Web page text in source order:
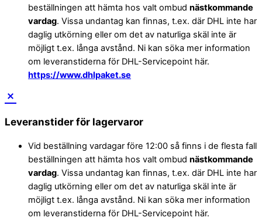
beställningen att hämta hos valt ombud nästkommande
vardag. Vissa undantag kan finnas, t.ex. där DHL inte har
daglig utkörning eller om det av naturliga skäl inte är
möjligt t.ex. långa avstånd. Ni kan söka mer information
om leveranstiderna för DHL-Servicepoint här.
https://www.dhlpaket.se
Leveranstider för lagervaror
Vid beställning vardagar före 12:00 så finns i de flesta fall
beställningen att hämta hos valt ombud nästkommande
vardag. Vissa undantag kan finnas, t.ex. där DHL inte har
daglig utkörning eller om det av naturliga skäl inte är
möjligt t.ex. långa avstånd. Ni kan söka mer information
om leveranstiderna för DHL-Servicepoint här.